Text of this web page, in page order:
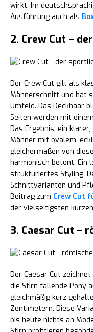
wirkt. Im
Ausführung auch als
2. Crew Cut –
Der Crew Cut gilt als
Männerschnitt und hat
Umfeld. Das Deckhaar
Seiten werden mit
Das Ergebnis: ein
Männer mit ovalem,
gleichermaßen von
harmonisch betont. Ein
strukturiertes Styling.
Schnittvarianten und
Beitrag zum Crew Cut
der vielseitigsten
3. Caesar Cut –
Der Caesar Cut
die Stirn fallende Pony
gleichmäßig kurz
Zentimetern. Diese
bis heute nichts an